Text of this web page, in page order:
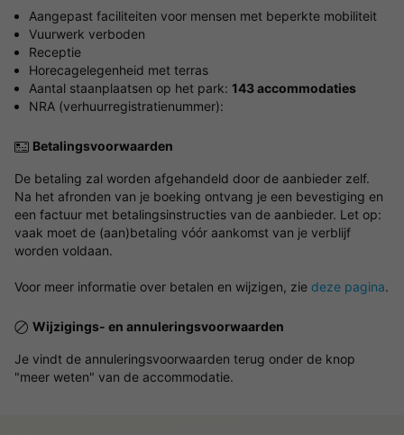
Aangepast faciliteiten voor mensen met beperkte mobiliteit
Vuurwerk verboden
Receptie
Horecagelegenheid met terras
Aantal staanplaatsen op het park: 143 accommodaties
NRA (verhuurregistratienummer):
Betalingsvoorwaarden
De betaling zal worden afgehandeld door de aanbieder zelf.
Na het afronden van je boeking ontvang je een bevestiging en
een factuur met betalingsinstructies van de aanbieder. Let op:
vaak moet de (aan)betaling vóór aankomst van je verblijf
worden voldaan.
Voor meer informatie over betalen en wijzigen, zie deze pagina.
Wijzigings- en annuleringsvoorwaarden
Je vindt de annuleringsvoorwaarden terug onder de knop
"meer weten" van de accommodatie.